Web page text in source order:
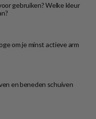
gebruiken? Welke kleur
om je minst actieve arm
en beneden schuiven